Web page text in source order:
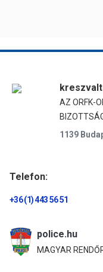
AZ ORFK-
1139
Telefon:
+36 (1) 443 56 51
police.hu
MAGYAR